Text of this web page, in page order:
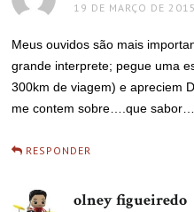
19 DE MARÇO DE
Meus ouvidos são mais
grande interprete; pegue uma
300km de viagem) e apreciem
me contem sobre….que sabor….
RESPONDER
olney figueiredo